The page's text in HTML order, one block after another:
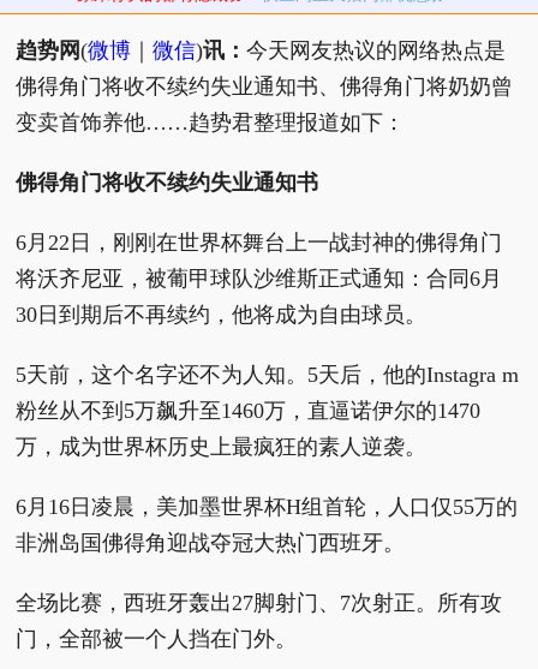
趋势网(微博 ｜微信)讯：今天网友热议的网络热点是
佛得角门将收不续约失业通知书、佛得角门将奶奶曾
变卖首饰养他……趋势君整理报道如下：
佛得角门将收不续约失业通知书
6月22日，刚刚在世界杯舞台上一战封神的佛得角门
将沃齐尼亚，被葡甲球队沙维斯正式通知：合同6月
30日到期后不再续约，他将成为自由球员。
5天前，这个名字还不为人知。5天后，他的Instagra m
粉丝从不到5万飙升至1460万，直逼诺伊尔的1470
万，成为世界杯历史上最疯狂的素人逆袭。
6月16日凌晨，美加墨世界杯H组首轮，人口仅55万的
非洲岛国佛得角迎战夺冠大热门西班牙。
全场比赛，西班牙轰出27脚射门、7次射正。所有攻
门，全部被一个人挡在门外。